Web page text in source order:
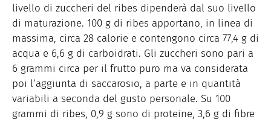
livello di zuccheri del ribes dipenderà dal suo livello
di maturazione. 100 g di ribes apportano, in linea di
massima, circa 28 calorie e contengono circa 77,4 g di
acqua e 6,6 g di carboidrati. Gli zuccheri sono pari a
6 grammi circa per il frutto puro ma va considerata
poi l’aggiunta di saccarosio, a parte e in quantità
variabili a seconda del gusto personale. Su 100
grammi di ribes, 0,9 g sono di proteine, 3,6 g di fibre